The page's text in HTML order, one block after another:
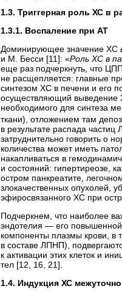
1.3. Триггерная роль ХС в
1.3.1. Воспаление при АТ
Доминирующее значение ХС
и М. Бесси [11]: «Роль ХС в
еще раз подчеркнуть, что
не расщепляется: главные
синтезом ХС в печени и его
осуществляющий выведение
необходимого для синтеза
ткани), отложением там
в результате распада
затруднительно говорить о
количества может иметь
накапливаться в
и состояний: гипертиреозе,
остром панкреатите,
злокачественных опухолей,
эфиросвязанного ХС при
Подчеркнем, что наиболее
эндотелия — его повышенной
компоненты плазмы крови, в
в составе ЛПНП),
к активации этих клеток и
тел [12, 16, 21].
1.4. Индукция ХС